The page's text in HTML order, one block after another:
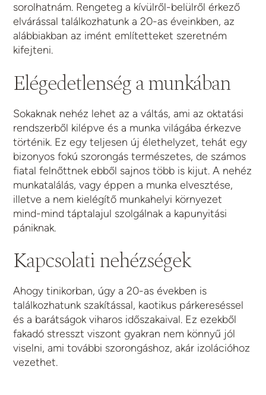
sorolhatnám. Rengeteg a kívülről-belülről érkező
elvárással találkozhatunk a 20-as éveinkben, az
alábbiakban az imént említetteket szeretném
kifejteni.
Elégedetlenség a munkában
Sokaknak nehéz lehet az a váltás, ami az oktatási
rendszerből kilépve és a munka világába érkezve
történik. Ez egy teljesen új élethelyzet, tehát egy
bizonyos fokú szorongás természetes, de számos
fiatal felnőttnek ebből sajnos több is kijut. A nehéz
munkatalálás, vagy éppen a munka elvesztése,
illetve a nem kielégítő munkahelyi környezet
mind-mind táptalajul szolgálnak a kapunyitási
pániknak.
Kapcsolati nehézségek
Ahogy tinikorban, úgy a 20-as években is
találkozhatunk szakítással, kaotikus párkereséssel
és a barátságok viharos időszakaival. Ez ezekből
fakadó stresszt viszont gyakran nem könnyű jól
viselni, ami további szorongáshoz, akár izolációhoz
vezethet.